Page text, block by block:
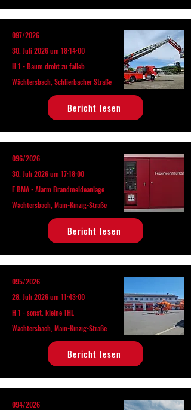
097/2026
30. Juli 2026 um 18:14:00
H 1 - Baum droht zu falleb
Wächtersbach, Schlierbacher Straße
Bericht lesen
096/2026
30. Juli 2026 um 17:18:00
F BMA - Alarm Brandmeldeanlage
Wächtersbach, Main-Kinzig-Straße
Bericht lesen
095/2026
28. Juli 2026 um 11:43:00
H 1 - sonst. kleine THL
Wächtersbach, Main-Kinzig-Straße
Bericht lesen
094/2026